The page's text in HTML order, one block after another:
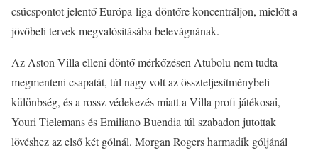
csúcspontot jelentő Európa-liga-döntőre koncentráljon, mielőtt a
jövőbeli tervek megvalósításába belevágnának.
Az Aston Villa elleni döntő mérkőzésen Atubolu nem tudta
megmenteni csapatát, túl nagy volt az összteljesítménybeli
különbség, és a rossz védekezés miatt a Villa profi játékosai,
Youri Tielemans és Emiliano Buendia túl szabadon jutottak
lövéshez az első két gólnál. Morgan Rogers harmadik góljánál